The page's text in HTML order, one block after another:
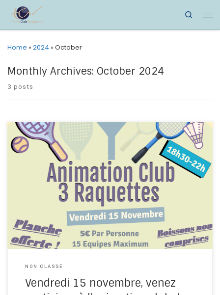
Search
Home »2024 »October
Monthly Archives: October 2024
3 posts
NON CLASSÉ
Vendredi 15 novembre, venez